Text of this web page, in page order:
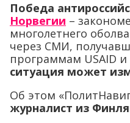
Победа
Норвегии –
многолетнего
через СМИ,
программам USAID
ситуация может
Об этом
журналист из